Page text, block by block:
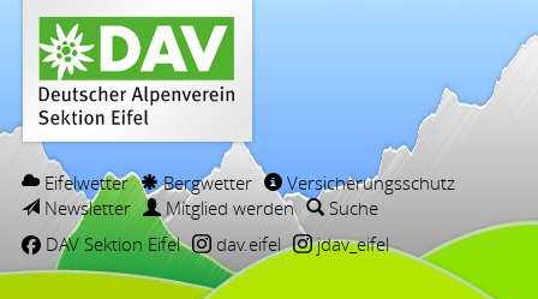
Eifelwetter Bergwetter
Versicherungsschutz
Newsletter
Mitglied werden
Suche
DAV Sektion Eifel
dav.eifel jdav_eifel